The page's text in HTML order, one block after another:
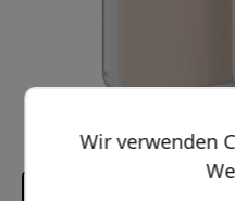
Wir verwenden